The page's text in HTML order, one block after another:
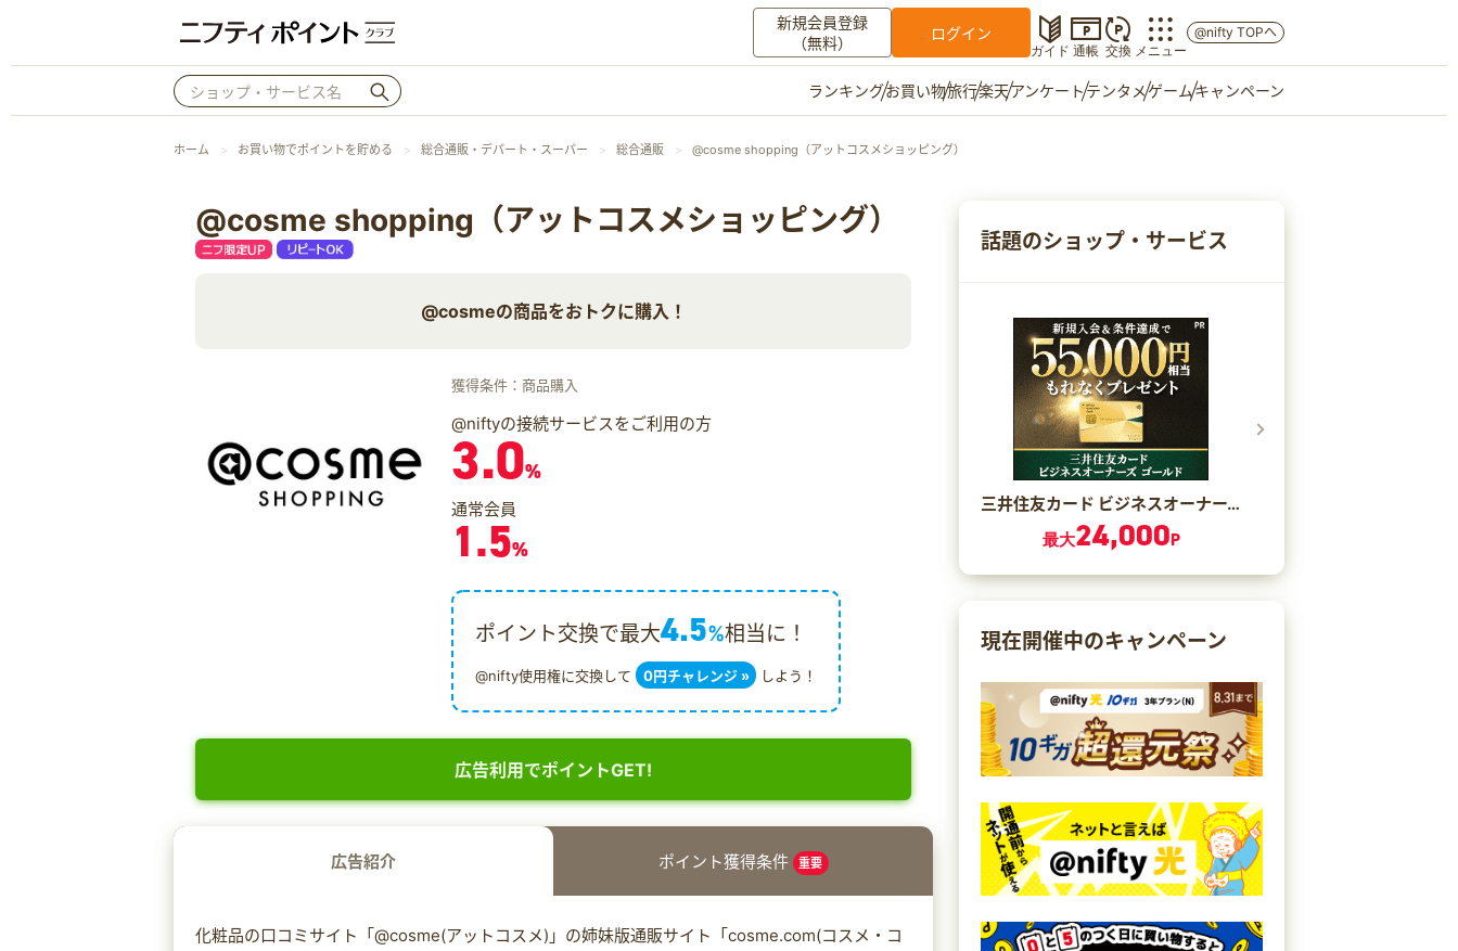
新規会員登録
（無料）
ログイン
ガイド 通帳 交換 メニュー
その他
お知らせ
@nifty TOPへ
ランキングお買い物旅行楽天アンケートテンタメゲームキャンペーン
ホーム お買い物でポイントを貯める 総合通販・デパート・スーパー 総合通販 @cosme shopping（アットコスメショッピング）
@cosme shopping（アットコスメショッピング）
@cosmeの商品をおトクに購入！
獲得条件：商品購入
@niftyの接続サービスをご利用の方
3.0%
通常会員
1.5%
ポイント交換で最大4.5%相当に！
@nifty使用権に交換して 0円チャレンジ » しよう！
広告利用でポイントGET!
広告紹介 ポイント獲得条件 重要
化粧品の口コミサイト「@cosme(アットコスメ)」の姉妹版通販サイト「cosme.com(コスメ・コ
話題のショップ・サービス
三井住友カード ビジネスオーナーズ ゴールド（カード発行）
最大24,000P
現在開催中のキャンペーン